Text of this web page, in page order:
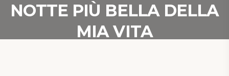
NOTTE PIÙ BELLA DELLA
MIA VITA